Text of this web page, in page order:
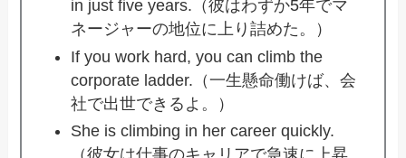
in just five years.（彼はわずか5年でマ
ネージャーの地位に上り詰めた。）
If you work hard, you can climb the
corporate ladder.（一生懸命働けば、会
社で出世できるよ。）
She is climbing in her career quickly.